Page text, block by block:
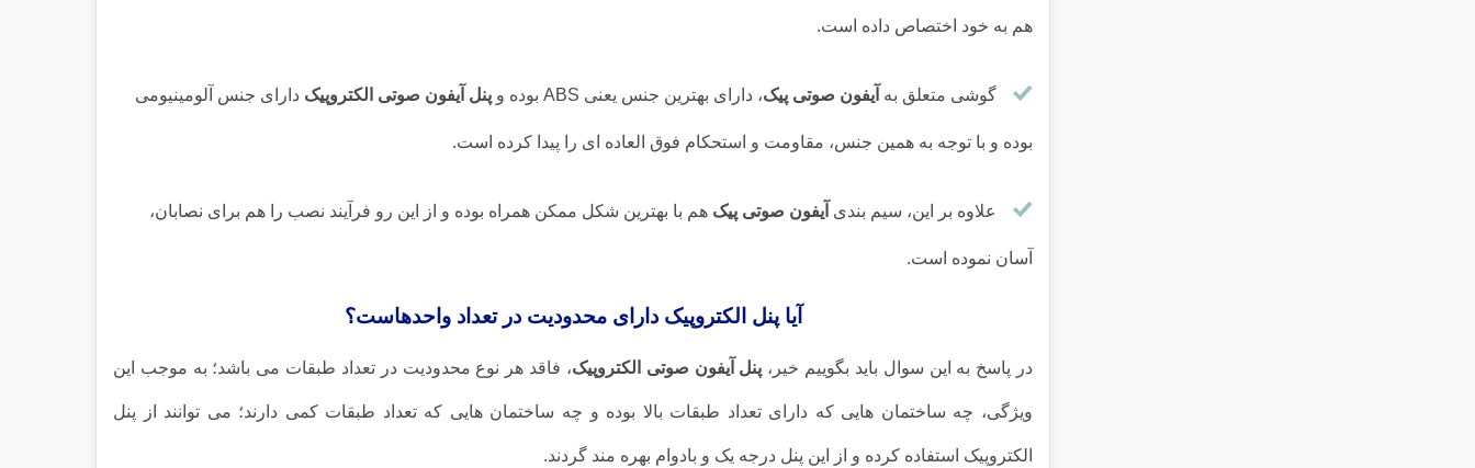
هم به خود اختصاص داده است.
گوشی متعلق به آیفون صوتی پیک، دارای بهترین جنس یعنی ABS بوده و پنل آیفون صوتی الکتروپیک دارای جنس آلومینیومی
بوده و با توجه به همین جنس، مقاومت و استحکام فوق العاده ای را پیدا کرده است.
علاوه بر این، سیم بندی آیفون صوتی پیک هم با بهترین شکل ممکن همراه بوده و از این رو فرآیند نصب را هم برای نصابان،
آسان نموده است.
آیا پنل الکتروپیک دارای محدودیت در تعداد واحدهاست؟
در پاسخ به این سوال باید بگوییم خیر، پنل آیفون صوتی الکتروپیک، فاقد هر نوع محدودیت در تعداد طبقات می باشد؛ به موجب این
ویژگی، چه ساختمان هایی که دارای تعداد طبقات بالا بوده و چه ساختمان هایی که تعداد طبقات کمی دارند؛ می توانند از پنل
الکتروپیک استفاده کرده و از این پنل درجه یک و بادوام بهره مند گردند.